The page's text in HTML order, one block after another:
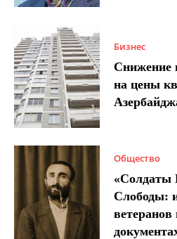
Бизнес
Снижение
на цены
Общество
«Солдаты
Слободы: